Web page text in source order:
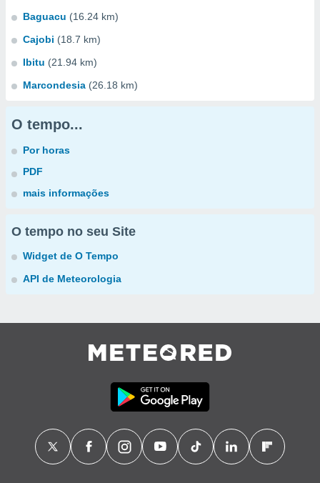
Baguacu (16.24 km)
Cajobi (18.7 km)
Ibitu (21.94 km)
Marcondesia (26.18 km)
O tempo...
Por horas
PDF
mais informações
O tempo no seu Site
Widget de O Tempo
API de Meteorologia